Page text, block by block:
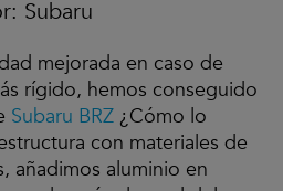
Subaru
mejorada en caso de
rígido, hemos conseguido
Subaru BRZ ¿Cómo lo
con materiales de
añadimos aluminio en